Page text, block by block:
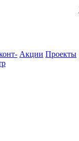
Акции Проекты